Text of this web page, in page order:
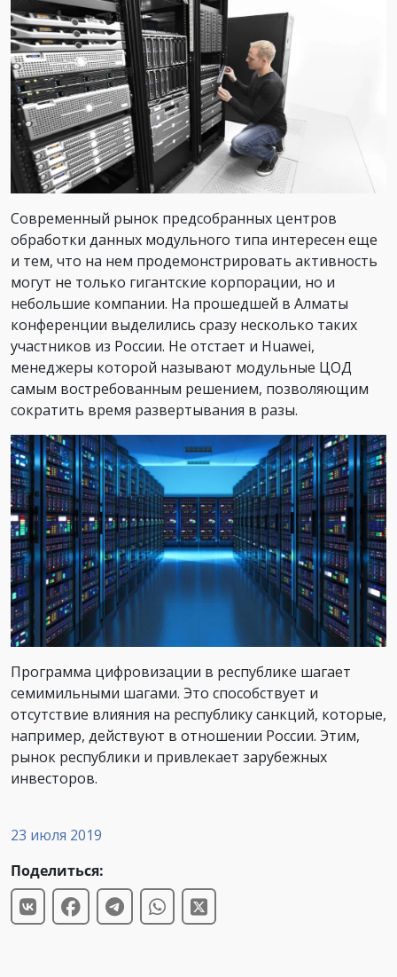
23 июля 2019
Поделиться:
Современный рынок предсобранных центров
обработки данных модульного типа интересен еще
и тем, что на нем продемонстрировать активность
могут не только гигантские корпорации, но и
небольшие компании. На прошедшей в Алматы
конференции выделились сразу несколько таких
участников из России. Не отстает и Huawei,
менеджеры которой называют модульные ЦОД
самым востребованным решением, позволяющим
сократить время развертывания в разы.
Программа цифровизации в республике шагает
семимильными шагами. Это способствует и
отсутствие влияния на республику санкций, которые,
например, действуют в отношении России. Этим,
рынок республики и привлекает зарубежных
инвесторов.